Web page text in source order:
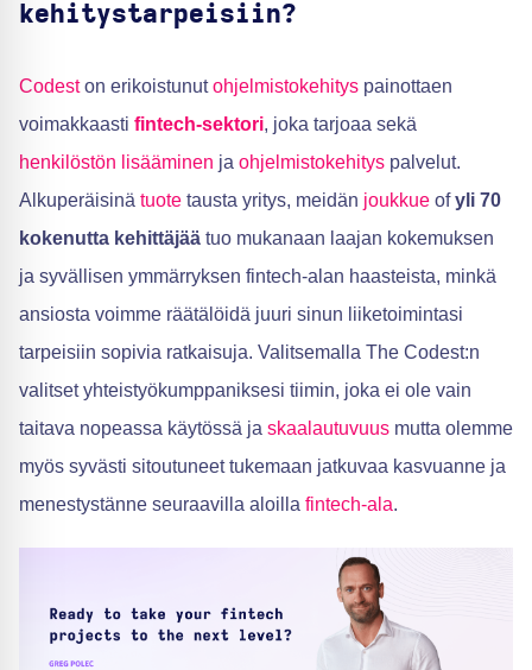
kehitystarpeisiin?
Codeston erikoistunutohjelmistokehitys painottaen
voimakkaasti fintech-sektori, joka tarjoaa sekä
henkilöstön lisääminen ja ohjelmistokehitys palvelut.
Alkuperäisinä tuote tausta yritys, meidän joukkue ofyli 70
kokenutta kehittäjää tuo mukanaan laajan kokemuksen
ja syvällisen ymmärryksen fintech-alan haasteista, minkä
ansiosta voimme räätälöidä juuri sinun liiketoimintasi
tarpeisiin sopivia ratkaisuja. Valitsemalla The Codest:n
valitset yhteistyökumppaniksesi tiimin, joka ei ole vain
taitava nopeassa käytössä ja skaalautuvuus mutta olemme
myös syvästi sitoutuneet tukemaan jatkuvaa kasvuanne ja
menestystänne seuraavilla aloilla fintech-ala.